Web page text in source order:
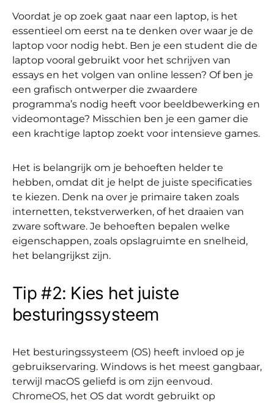
Voordat je op zoek gaat naar een laptop, is het
essentieel om eerst na te denken over waar je de
laptop voor nodig hebt. Ben je een student die de
laptop vooral gebruikt voor het schrijven van
essays en het volgen van online lessen? Of ben je
een grafisch ontwerper die zwaardere
programma’s nodig heeft voor beeldbewerking en
videomontage? Misschien ben je een gamer die
een krachtige laptop zoekt voor intensieve games.
Het is belangrijk om je behoeften helder te
hebben, omdat dit je helpt de juiste specificaties
te kiezen. Denk na over je primaire taken zoals
internetten, tekstverwerken, of het draaien van
zware software. Je behoeften bepalen welke
eigenschappen, zoals opslagruimte en snelheid,
het belangrijkst zijn.
Tip #2: Kies het juiste
besturingssysteem
Het besturingssysteem (OS) heeft invloed op je
gebruikservaring. Windows is het meest gangbaar,
terwijl macOS geliefd is om zijn eenvoud.
ChromeOS, het OS dat wordt gebruikt op